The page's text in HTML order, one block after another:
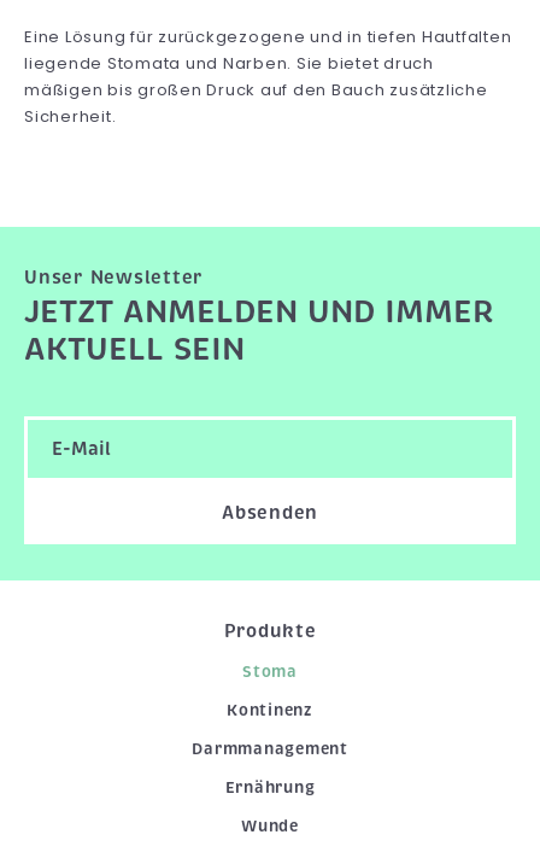
Eine Lösung für zurückgezogene und in tiefen Hautfalten
liegende Stomata und Narben. Sie bietet druch
mäßigen bis großen Druck auf den Bauch zusätzliche
Sicherheit.
Unser Newsletter
JETZT ANMELDEN UND IMMER
AKTUELL SEIN
Absenden
Produkte
Stoma
Kontinenz
Darmmanagement
Ernährung
Wunde